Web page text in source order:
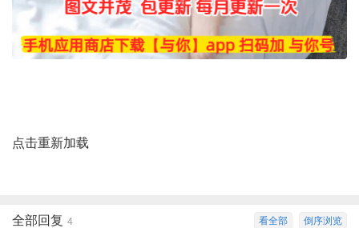
点击重新加载
倒序浏览
看全部
全部回复 4